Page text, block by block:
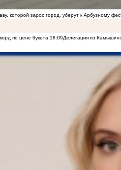
которой зарос город, уберут к Арбузному
по цене букета 18:09Делегация из